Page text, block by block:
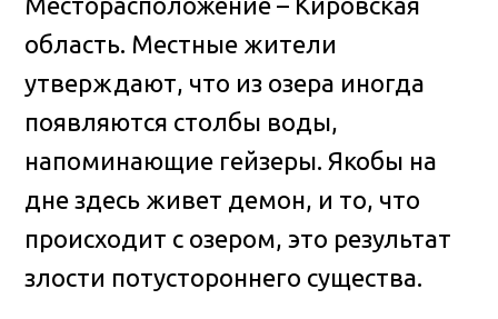
область. Местные жители
утверждают, что из озера иногда
появляются столбы воды,
напоминающие гейзеры. Якобы на
дне здесь живет демон, и то, что
происходит с озером, это результат
злости потустороннего существа.